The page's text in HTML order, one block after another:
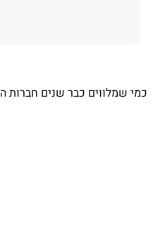
כמי שמלווים כבר שנים חברות